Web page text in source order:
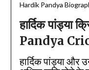
Hardik Pandya
हार्दिक
Pandya
हार्दिक पांड्या और